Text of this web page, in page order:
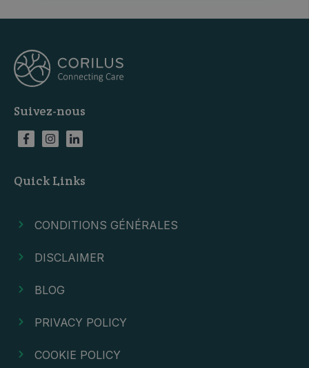
Suivez-nous
Quick Links
CONDITIONS GÉNÉRALES
DISCLAIMER
BLOG
PRIVACY POLICY
COOKIE POLICY